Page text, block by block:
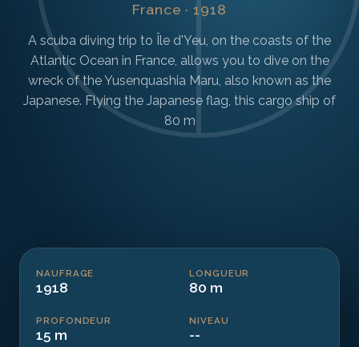
France · 1918
A scuba diving trip to Île d'Yeu, on the coasts of the
Atlantic Ocean in France, allows you to dive on the
wreck of the Yusenquashia Maru, also known as the
Japanese. Flying the Japanese flag, this cargo ship of
80 m
NAUFRAGE
1918
LONGUEUR
80 m
PROFONDEUR
15 m
NIVEAU
--